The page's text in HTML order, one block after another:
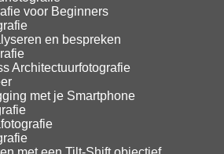
voor Beginners
en bespreken
Architectuurfotografie
met je Smartphone